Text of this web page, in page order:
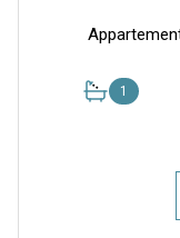
1